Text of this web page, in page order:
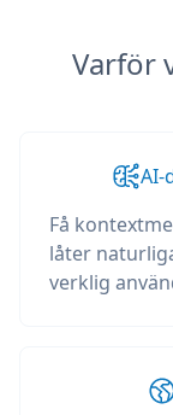
Varför
AI-
Få
låter
verklig